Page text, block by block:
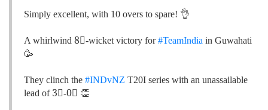
Simply excellent, with 10 overs to spare! 👌
A whirlwind 8⃣-wicket victory for#TeamIndia in Guwahati
🥳
They clinch the #INDvNZ T20I series with an unassailable
lead of 3⃣-0⃣ 👏